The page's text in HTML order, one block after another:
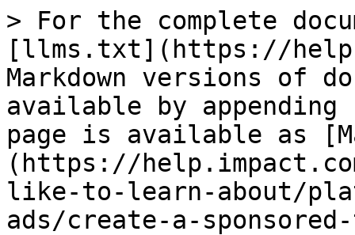
> For the complete
[llms.txt](https://
Markdown versions of
available by
page is available as
(https://
like-to-learn-about/
ads/create-a-